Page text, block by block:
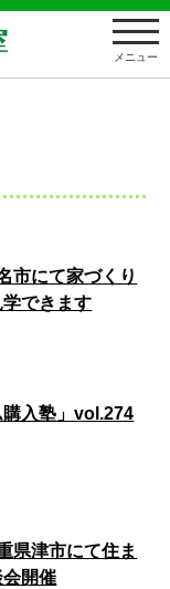
メニュー
市にて家づくり
できます
購入塾」vol.274
県津市にて住ま
開催